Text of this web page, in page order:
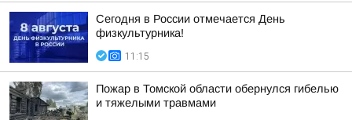
Сегодня в России отмечается День
физкультурника!
11:15
Пожар в Томской области обернулся гибелью
и тяжелыми травмами